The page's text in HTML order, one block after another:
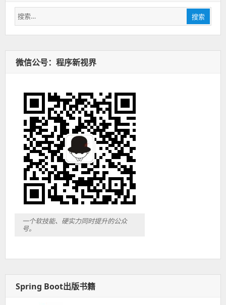
搜
索：
搜索
微信公号：程序新视界
一个软技能、硬实力同时提升的公众
号。
Spring Boot出版书籍